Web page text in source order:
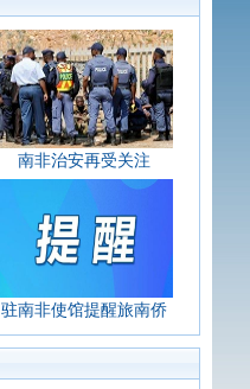
南非治安再受关注
驻南非使馆提醒旅南侨